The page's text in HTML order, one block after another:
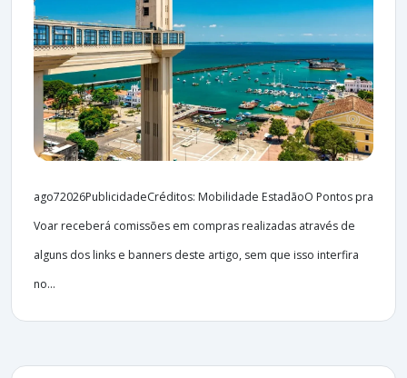
ago72026PublicidadeCréditos: Mobilidade EstadãoO Pontos pra
Voar receberá comissões em compras realizadas através de
alguns dos links e banners deste artigo, sem que isso interfira
no...